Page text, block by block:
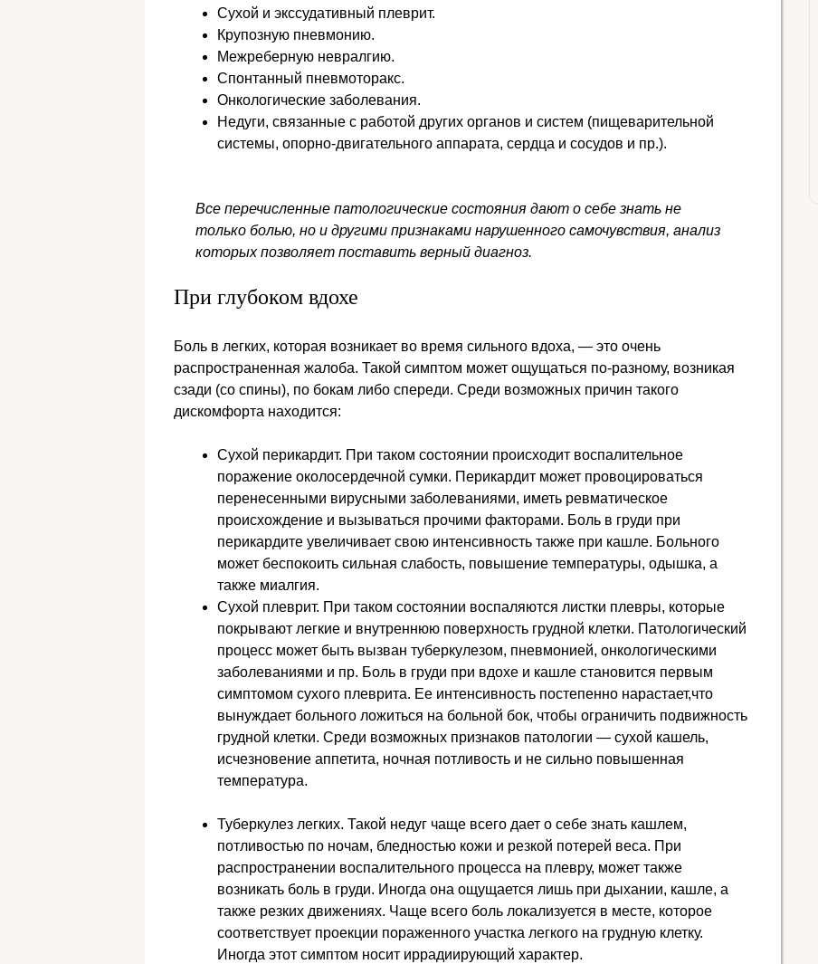
Сухой и экссудативный плеврит.
Крупозную пневмонию.
Межреберную невралгию.
Спонтанный пневмоторакс.
Онкологические заболевания.
Недуги, связанные с работой других органов и систем (пищеварительной
системы, опорно-двигательного аппарата, сердца и сосудов и пр.).
Все перечисленные патологические состояния дают о себе знать не
только болью, но и другими признаками нарушенного самочувствия, анализ
которых позволяет поставить верный диагноз.
При глубоком вдохе
Боль в легких, которая возникает во время сильного вдоха, — это очень
распространенная жалоба. Такой симптом может ощущаться по-разному, возникая
сзади (со спины), по бокам либо спереди. Среди возможных причин такого
дискомфорта находится:
Сухой перикардит. При таком состоянии происходит воспалительное
поражение околосердечной сумки. Перикардит может провоцироваться
перенесенными вирусными заболеваниями, иметь ревматическое
происхождение и вызываться прочими факторами. Боль в груди при
перикардите увеличивает свою интенсивность также при кашле. Больного
может беспокоить сильная слабость, повышение температуры, одышка, а
также миалгия.
Сухой плеврит. При таком состоянии воспаляются листки плевры, которые
покрывают легкие и внутреннюю поверхность грудной клетки. Патологический
процесс может быть вызван туберкулезом, пневмонией, онкологическими
заболеваниями и пр. Боль в груди при вдохе и кашле становится первым
симптомом сухого плеврита. Ее интенсивность постепенно нарастает,что
вынуждает больного ложиться на больной бок, чтобы ограничить подвижность
грудной клетки. Среди возможных признаков патологии — сухой кашель,
исчезновение аппетита, ночная потливость и не сильно повышенная
температура.
Туберкулез легких. Такой недуг чаще всего дает о себе знать кашлем,
потливостью по ночам, бледностью кожи и резкой потерей веса. При
распространении воспалительного процесса на плевру, может также
возникать боль в груди. Иногда она ощущается лишь при дыхании, кашле, а
также резких движениях. Чаще всего боль локализуется в месте, которое
соответствует проекции пораженного участка легкого на грудную клетку.
Иногда этот симптом носит иррадиирующий характер.